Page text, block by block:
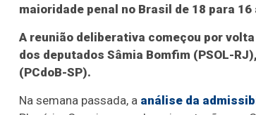
maioridade penal no Brasil de 18 para 16
A reunião deliberativa começou por
dos deputados Sâmia Bomfim (PSOL-
(PCdoB-SP).
Na semana passada, a análise da